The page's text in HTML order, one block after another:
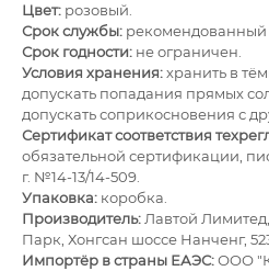
Цвет: розовый.
Срок службы: рекомендованный
Срок годности: не ограничен.
Условия хранения:хранить в
допускать попадания прямых
допускать соприкосновения с
Сертификат соответствия
обязательной сертификации,
г. №14-13/14-509.
Упаковка: коробка.
Производитель:Лавтой
Парк, Хонгсан шоссе Нанченг,
Импортёр в страны ЕАЭС:ОOО